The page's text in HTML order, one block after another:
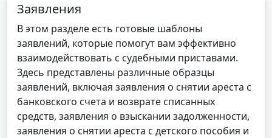
Заявления
В этом разделе есть готовые шаблоны
заявлений, которые помогут вам эффективно
взаимодействовать с судебными приставами.
Здесь представлены различные образцы
заявлений, включая заявления о снятии ареста с
банковского счета и возврате списанных
средств, заявления о взыскании задолженности,
заявления о снятии ареста с детского пособия и